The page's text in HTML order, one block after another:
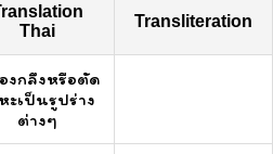
Thai
Transliteration
งกลึงหรือตัด
ะเป็นรูปร่าง
ต่างๆ